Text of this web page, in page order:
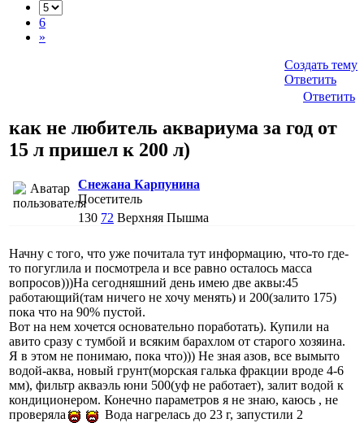
6
»
Создать тему
Ответить
Ответить
как не любитель аквариума за год от
15 л пришел к 200 л)
Снежана Карпунина
Посетитель
130 72 Верхняя Пышма
Начну с того, что уже почитала тут информацию, что-то где-
то погуглила и посмотрела и все равно осталось масса
вопросов)))На сегодняшний день имею две аквы:45
работающий(там ничего не хочу менять) и 200(залито 175)
пока что на 90% пустой.
Вот на нем хочется основательно поработать). Купили на
авито сразу с тумбой и всяким барахлом от старого хозяина.
Я в этом не понимаю, пока что))) Не зная азов, все вымыто
водой-аква, новый грунт(морская галька фракции вроде 4-6
мм), фильтр акваэль юни 500(уф не работает), залит водой к
кондиционером. Конечно параметров я не знаю, каюсь , не
проверяла
Вода нагрелась до 23 г, запустили 2